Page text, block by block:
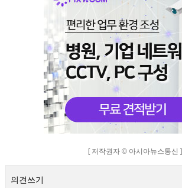
[ 저작권자 © 아시아뉴스통신 ]
의견쓰기